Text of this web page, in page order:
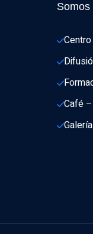
Somos
Café